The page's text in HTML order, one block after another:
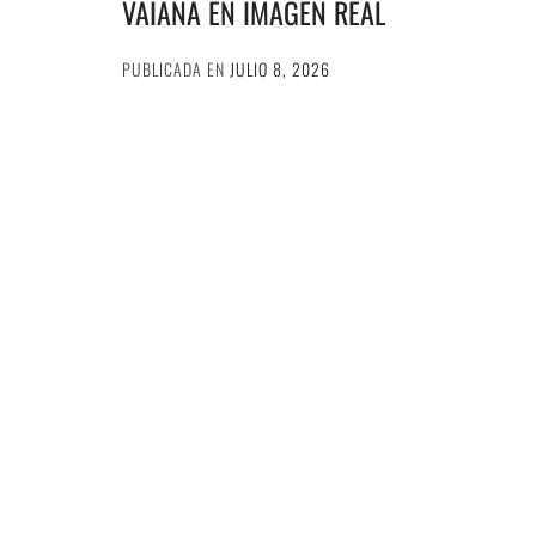
VAIANA EN IMAGEN REAL
PUBLICADA EN JULIO 8, 2026